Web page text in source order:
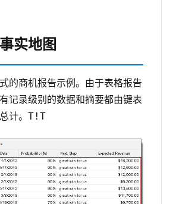
实地图
的商机报告示例。由于表格报告
记录级别的数据和摘要都由键表
计。 T!T